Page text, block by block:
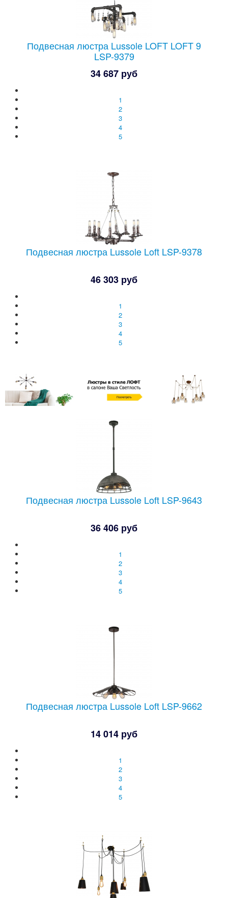
Подвесная люстра Lussole LOFT LOFT 9
LSP-9379
34 687 руб
1
2
3
4
5
Подвесная люстра Lussole Loft LSP-9378
46 303 руб
1
2
3
4
5
Подвесная люстра Lussole Loft LSP-9643
36 406 руб
1
2
3
4
5
Подвесная люстра Lussole Loft LSP-9662
14 014 руб
1
2
3
4
5